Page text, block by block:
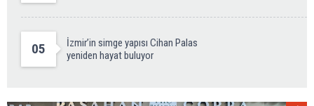
05
İzmir’in simge yapısı Cihan Palas
yeniden hayat buluyor